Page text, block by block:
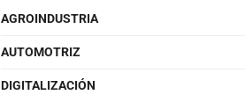
AGROINDUSTRIA
AUTOMOTRIZ
DIGITALIZACIÓN